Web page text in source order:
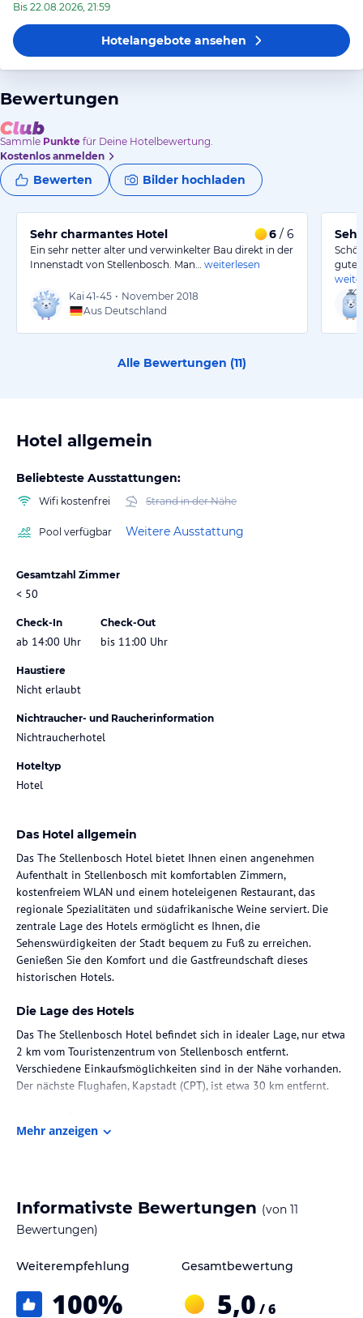
Bis 22.08.2026, 21:59
Hotelangeboteansehen
Bewertungen
Sammle Punkte für Deine Hotelbewertung.
Kostenlos anmelden
Bewerten Bilder hochladen
Sehr charmantes Hotel 6 / 6
Ein sehr netter alter und verwinkelter Bau direkt in der
Innenstadt von Stellenbosch. Man…
weiterlesen
Kai 41-45 • November 2018
Aus Deutschland
Alle Bewertungen (11)
Hotel allgemein
Beliebteste Ausstattungen:
Wifi kostenfrei Strand in der Nähe
Pool verfügbar Weitere Ausstattung
Gesamtzahl Zimmer
< 50
Check-In
ab 14:00 Uhr
Check-Out
bis 11:00 Uhr
Haustiere
Nicht erlaubt
Nichtraucher- und Raucherinformation
Nichtraucherhotel
Hoteltyp
Hotel
Das Hotel allgemein
Das The Stellenbosch Hotel bietet Ihnen einen angenehmen
Aufenthalt in Stellenbosch mit komfortablen Zimmern,
kostenfreiem WLAN und einem hoteleigenen Restaurant, das
regionale Spezialitäten und südafrikanische Weine serviert. Die
zentrale Lage des Hotels ermöglicht es Ihnen, die
Sehenswürdigkeiten der Stadt bequem zu Fuß zu erreichen.
Genießen Sie den Komfort und die Gastfreundschaft dieses
historischen Hotels.
Die Lage des Hotels
Das The Stellenbosch Hotel befindet sich in idealer Lage, nur etwa
2 km vom Touristenzentrum von Stellenbosch entfernt.
Verschiedene Einkaufsmöglichkeiten sind in der Nähe vorhanden.
Der nächste Flughafen, Kapstadt (CPT), ist etwa 30 km entfernt.
einen Fernseher, eine Minibar und einen Safe. Die geräumigen
Badezimmer bieten Ihnen Komfort und Privatsphäre.
Gastronomie im Hotel
Angebot, das keine Wünsche offen lässt. Das
Mehr anzeigen
Informativste Bewertungen (von 11
Bewertungen)
Weiterempfehlung
100%
Gesamtbewertung
5,0 / 6